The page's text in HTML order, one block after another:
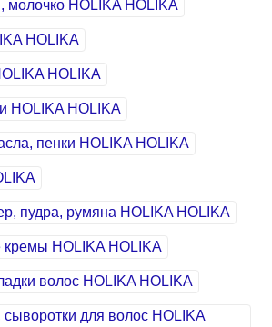
молочко HOLIKA HOLIKA
HOLIKA
HOLIKA
HOLIKA HOLIKA
пенки HOLIKA HOLIKA
пудра, румяна HOLIKA HOLIKA
HOLIKA HOLIKA
волос HOLIKA HOLIKA
для волос HOLIKA